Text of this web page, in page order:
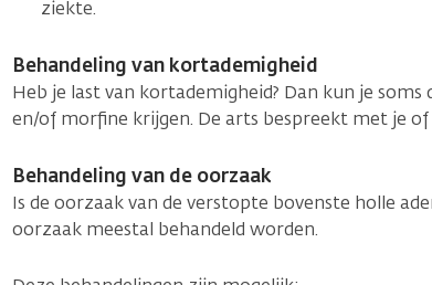
ziekte.
Behandeling van kortademigheid
Heb je last van kortademigheid? Dan kun je
en/of morfine krijgen. De arts bespreekt met je of
Behandeling van de oorzaak
Is de oorzaak van de verstopte bovenste holle
oorzaak meestal behandeld worden.